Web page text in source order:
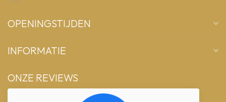
OPENINGSTIJDEN
INFORMATIE
ONZE REVIEWS